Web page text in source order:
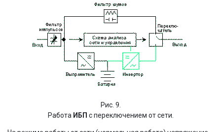
Рис. 9.
Работа ИБП с переключением от сети.